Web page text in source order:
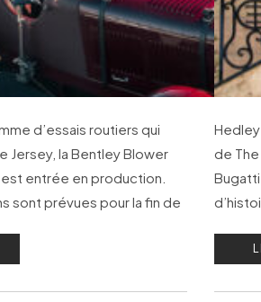
d’essais routiers qui
Jersey, la Bentley Blower
entrée en production.
sont prévues pour la fin de
de
Bugatti